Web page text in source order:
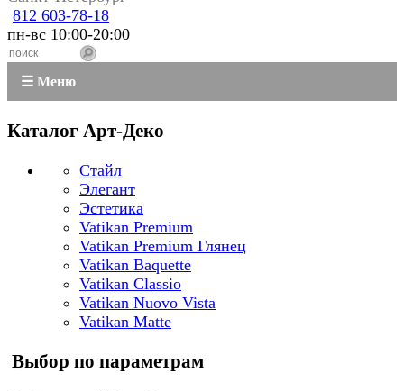
812 603-78-18
пн-вс 10:00-20:00
☰ Меню
Каталог Арт-Деко
Стайл
Элегант
Эстетика
Vatikan Premium
Vatikan Premium Глянец
Vatikan Baquette
Vatikan Classio
Vatikan Nuovo Vista
Vatikan Matte
Выбор по параметрам